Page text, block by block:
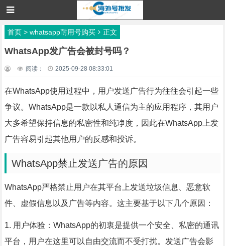
首页> whatsapp耐用号购买 正文
WhatsApp发广告会被封号吗？
阅读： 2025-09-28 08:33:01
在WhatsApp使用过程中，用户发送广告行为往往会引起一些
争议。WhatsApp是一款以私人通信为主的应用程序，其用户
大多希望保持信息的私密性和纯净度，因此在WhatsApp上发
广告容易引起其他用户的反感和投诉。
WhatsApp禁止发送广告的原因
WhatsApp严格禁止用户在其平台上发送垃圾信息、恶意软
件、虚假信息以及广告等内容。这主要基于以下几个原因：
1. 用户体验：WhatsApp的初衷是提供一个安全、私密的通讯
平台，用户在这里可以自由交流而不受打扰。发送广告会影